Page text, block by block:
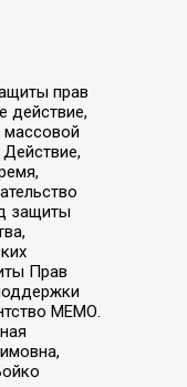
прав
действие,
массовой
защиты
Прав
МЕМО.